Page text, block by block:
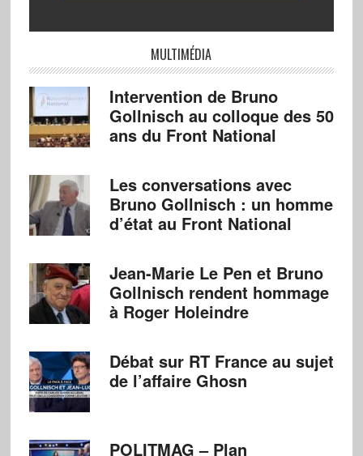
MULTIMÉDIA
Intervention de Bruno
Gollnisch au colloque des 50
ans du Front National
Les conversations avec
Bruno Gollnisch : un homme
d’état au Front National
Jean-Marie Le Pen et Bruno
Gollnisch rendent hommage
à Roger Holeindre
Débat sur RT France au sujet
de l’affaire Ghosn
POLITMAG – Plan